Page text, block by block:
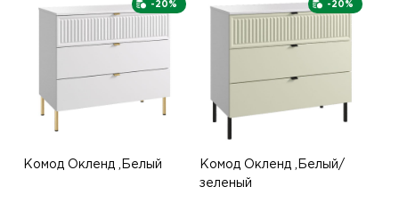
-20%
Комод Окленд ,Белый
-20%
Комод Окленд ,Белый/
зеленый